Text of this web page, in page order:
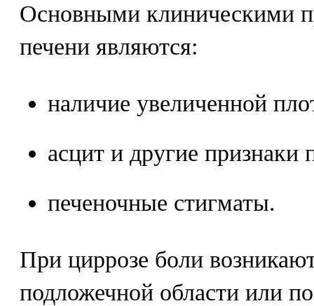
Основными клиническими
печени являются:
наличие увеличенной
асцит и другие признаки
печеночные стигматы.
При циррозе боли
подложечной области или